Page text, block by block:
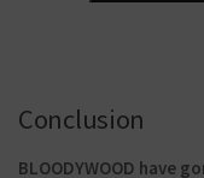
Conclusion
BLOODYWOOD have